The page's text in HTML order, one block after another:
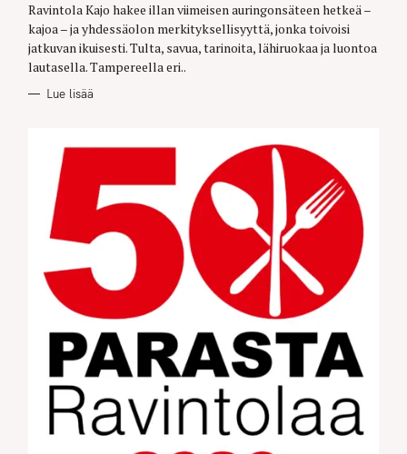
O
R
I
S
Ravintola Kajo hakee illan viimeisen auringonsäteen hetkeä –
kajoa – ja yhdessäolon merkityksellisyyttä, jonka toivoisi
jatkuvan ikuisesti. Tulta, savua, tarinoita, lähiruokaa ja luontoa
lautasella. Tampereella eri..
Lue lisää